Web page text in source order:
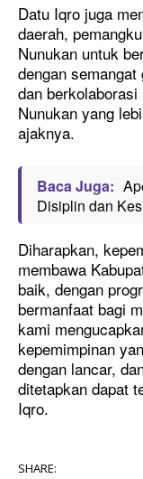
Datu Iqro juga
daerah,
Nunukan untuk
dengan
dan
Nunukan yang
ajaknya.
Baca Juga:
Disiplin dan
Diharapkan,
membawa
baik, dengan
bermanfaat bagi
kami
kepemimpinan
dengan lancar,
ditetapkan dapat
Iqro.
SHARE: